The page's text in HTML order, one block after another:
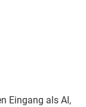
Eingang als AI,